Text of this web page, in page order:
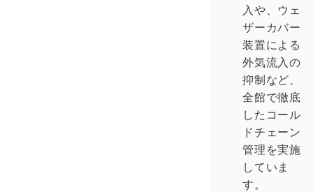
入や、ウェ
ザーカバー
装置による
外気流入の
抑制など、
全館で徹底
したコール
ドチェーン
管理を実施
していま
す。